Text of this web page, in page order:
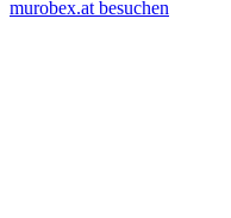
murobex.at besuchen